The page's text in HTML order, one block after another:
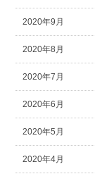
2020年9月
2020年8月
2020年7月
2020年6月
2020年5月
2020年4月